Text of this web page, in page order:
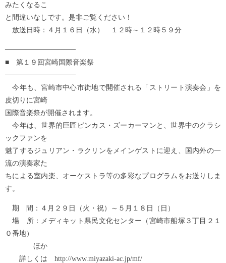
みたくなるこ
と間違いなしです。是非ご覧ください！
放送日時：４月１６日（水） １２時～１２時５９分
──────────────
■ 第１９回宮崎国際音楽祭
──────────────
今年も、宮崎市中心市街地で開催される「ストリート演奏会」を
皮切りに宮崎
国際音楽祭が開催されます。
今年は、世界的巨匠ピンカス・ズーカーマンと、世界中のクラシ
ックファンを
魅了するジュリアン・ラクリンをメインゲストに迎え、国内外の一
流の演奏家た
ちによる室内楽、オーケストラ等の多彩なプログラムをお送りしま
す。
期 間：４月２９日（火・祝）～５月１８日（日）
場 所：メディキット県民文化センター（宮崎市船塚３丁目２１
０番地）
ほか
詳しくは http://www.miyazaki-ac.jp/mf/